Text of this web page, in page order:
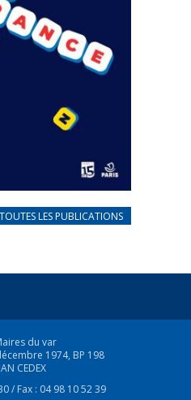
mieux les réfugiés
LES PUBLICATIONS
du var
1974, BP 198
CEDEX
/ Fax : 04 98 10 52 39